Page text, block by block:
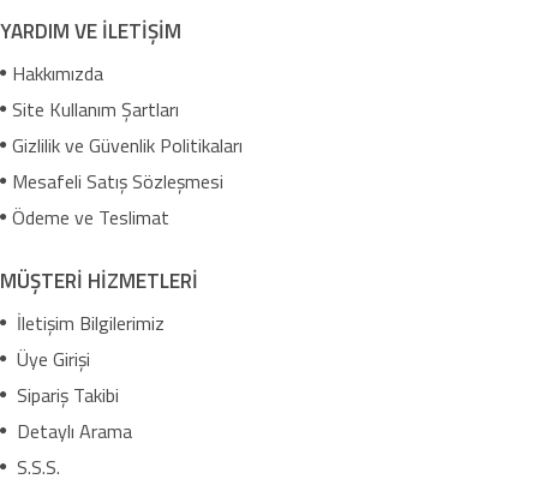
YARDIM VE İLETİŞİM
Hakkımızda
Site Kullanım Şartları
Gizlilik ve Güvenlik Politikaları
Mesafeli Satış Sözleşmesi
Ödeme ve Teslimat
MÜŞTERİ HİZMETLERİ
İletişim Bilgilerimiz
Üye Girişi
Sipariş Takibi
Detaylı Arama
S.S.S.